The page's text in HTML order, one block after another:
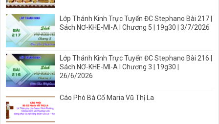
Lớp Thánh Kinh Trực Tuyến ĐC Stephano Bài 217 |
Sách NƠ-KHE-MI-A I Chương 5 | 19g30 | 3/7/2026
Lớp Thánh Kinh Trực Tuyến ĐC Stephano Bài 216 |
Sách NƠ-KHE-MI-A I Chương 3 | 19g30 |
26/6/2026
Cáo Phó Bà Cố Maria Vũ Thị La